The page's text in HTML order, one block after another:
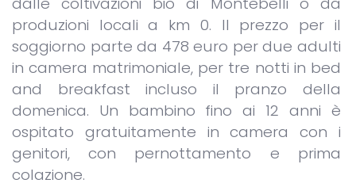
produzioni locali a km 0. Il prezzo per il
soggiorno parte da 478 euro per due adulti
in camera matrimoniale, per tre notti in bed
and breakfast incluso il pranzo della
domenica. Un bambino fino ai 12 anni è
ospitato gratuitamente in camera con i
genitori, con pernottamento e prima
colazione.